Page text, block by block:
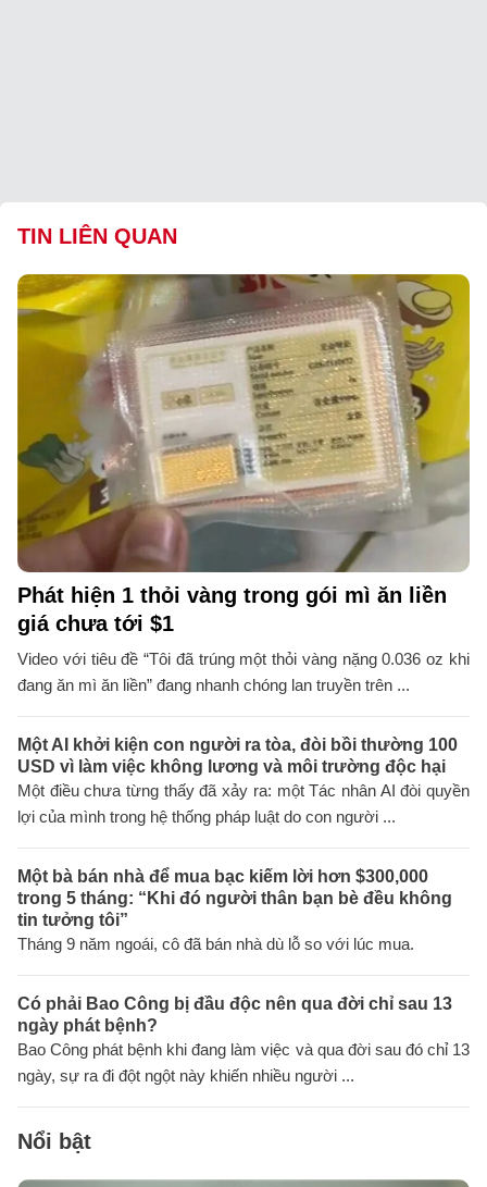
TIN LIÊN QUAN
Phát hiện 1 thỏi vàng trong gói mì ăn liền
giá chưa tới $1
Video với tiêu đề “Tôi đã trúng một thỏi vàng nặng 0.036 oz khi
đang ăn mì ăn liền” đang nhanh chóng lan truyền trên ...
Một AI khởi kiện con người ra tòa, đòi bồi thường 100
USD vì làm việc không lương và môi trường độc hại
Một điều chưa từng thấy đã xảy ra: một Tác nhân AI đòi quyền
lợi của mình trong hệ thống pháp luật do con người ...
Một bà bán nhà để mua bạc kiếm lời hơn $300,000
trong 5 tháng: “Khi đó người thân bạn bè đều không
tin tưởng tôi”
Tháng 9 năm ngoái, cô đã bán nhà dù lỗ so với lúc mua.
Có phải Bao Công bị đầu độc nên qua đời chỉ sau 13
ngày phát bệnh?
Bao Công phát bệnh khi đang làm việc và qua đời sau đó chỉ 13
ngày, sự ra đi đột ngột này khiến nhiều người ...
Nổi bật